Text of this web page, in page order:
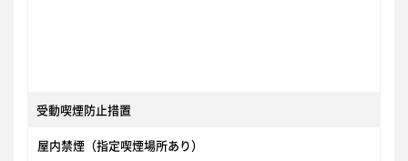
受動喫煙防止措置
屋内禁煙（指定喫煙場所あり）